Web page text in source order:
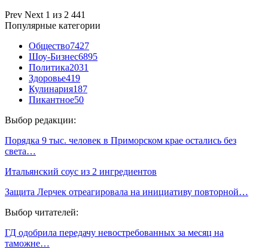
Prev Next 1 из 2 441
Популярные категории
Общество7427
Шоу-Бизнес6895
Политика2031
Здоровье419
Кулинария187
Пикантное50
Выбор редакции:
Порядка 9 тыс. человек в Приморском крае остались без
света…
Итальянский соус из 2 ингредиентов
Защита Лерчек отреагировала на инициативу повторной…
Выбор читателей:
ГД одобрила передачу невостребованных за месяц на
таможне…